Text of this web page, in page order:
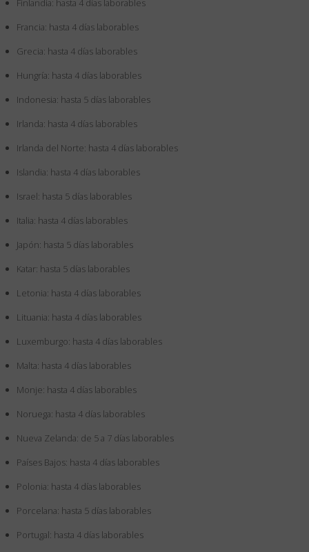
Finlandia: hasta 4 días laborables
Francia: hasta 4 días laborables
Grecia: hasta 4 días laborables
Hungría: hasta 4 días laborables
Indonesia: hasta 5 días laborables
Irlanda: hasta 4 días laborables
Irlanda del Norte: hasta 4 días laborables
Islandia: hasta 4 días laborables
Israel: hasta 5 días laborables
Italia: hasta 4 días laborables
Japón: hasta 5 días laborables
Katar: hasta 5 días laborables
Letonia: hasta 4 días laborables
Lituania: hasta 4 días laborables
Luxemburgo: hasta 4 días laborables
Malta: hasta 4 días laborables
Monje: hasta 4 días laborables
Noruega: hasta 4 días laborables
Nueva Zelanda: de 5 a 7 días laborables
Países Bajos: hasta 4 días laborables
Polonia: hasta 4 días laborables
Porcelana: hasta 5 días laborables
Portugal: hasta 4 días laborables